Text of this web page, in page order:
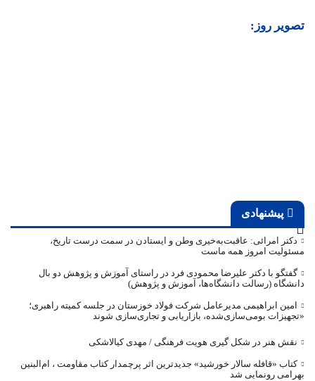
تصویر روز:
پیشنهادی
دکتر امرائی: عاقبت‌به‌خیری وطن و ایستادن در سمت درست تاریخ،
مسئولیت امروز همه ماست
گفتگو با دکتر علیرضا محمودی فرد در راستای آموزش و پژوهش دو بال
دانشگاه (رسالت دانشگاه‌ها، آموزش و پژوهش)
امین ابراهیمی مدیرعامل شرکت فولاد خوزستان در جلسه کمیته راهبری؛
«تجهیزات بومی‌سازی‌شده، بازاریابی و تجاری‌سازی شوند
نقش هنر در شکل گیری هویت فرهنگی / مهدی کیالاشکی
کتاب «قافله‌ سالار خورشید» جدیدترین اثر پرچمدار کتاب مقاومت ، ام‌البنین
بهرامی رونمایی شد